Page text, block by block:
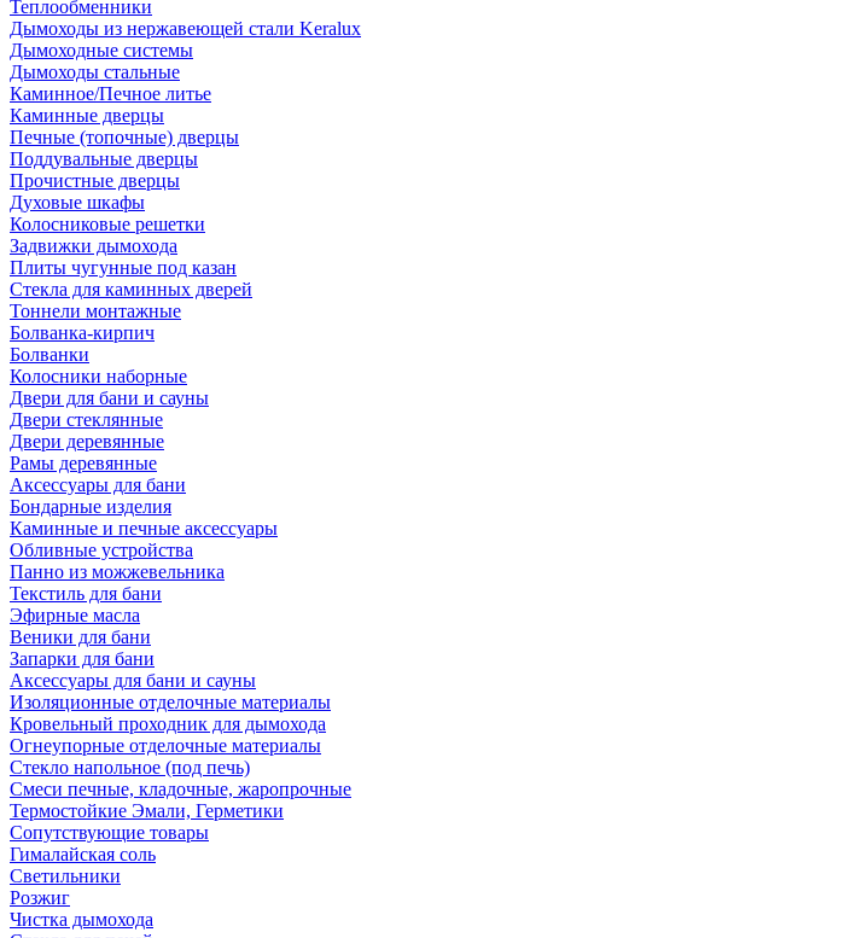
Теплообменники
Дымоходы из нержавеющей стали Keralux
Дымоходные системы
Дымоходы стальные
Каминное/Печное литье
Каминные дверцы
Печные (топочные) дверцы
Поддувальные дверцы
Прочистные дверцы
Духовые шкафы
Колосниковые решетки
Задвижки дымохода
Плиты чугунные под казан
Стекла для каминных дверей
Тоннели монтажные
Болванка-кирпич
Болванки
Колосники наборные
Двери для бани и сауны
Двери стеклянные
Двери деревянные
Рамы деревянные
Аксессуары для бани
Бондарные изделия
Каминные и печные аксессуары
Обливные устройства
Панно из можжевельника
Текстиль для бани
Эфирные масла
Веники для бани
Запарки для бани
Аксессуары для бани и сауны
Изоляционные отделочные материалы
Кровельный проходник для дымохода
Огнеупорные отделочные материалы
Стекло напольное (под печь)
Смеси печные, кладочные, жаропрочные
Термостойкие Эмали, Герметики
Сопутствующие товары
Гималайская соль
Светильники
Розжиг
Чистка дымохода